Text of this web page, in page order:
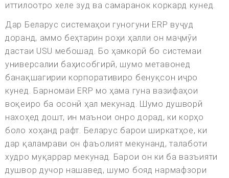
иттилоотро хеле зуд ва самаранок коркард кунед.
Дар Беларус системаҳои гуногуни ERP вуҷуд
доранд, аммо беҳтарин роҳи ҳалли он маҷмӯи
дастаи USU мебошад. Бо ҳамкорӣ бо системаи
универсалии баҳисобгирӣ, шумо метавонед
банақшагирии корпоративиро бенуқсон иҷро
кунед. Барномаи ERP мо ҳама гуна вазифаҳои
воқеиро ба осонӣ ҳал мекунад. Шумо душворӣ
нахоҳед дошт, ин маънои онро дорад, ки корҳо
боло хоҳанд рафт. Беларус барои ширкатҳое, ки
дар қаламрави он фаъолият мекунанд, талаботи
худро муқаррар мекунад. Барои он ки ба вазъияти
душвор дучор нашавед, шумо бояд нармафзори